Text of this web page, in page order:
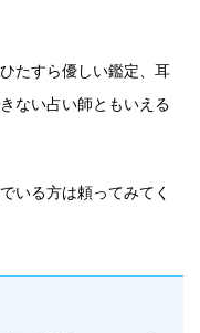
たすら優しい鑑定、耳
ない占い師ともいえる
いる方は頼ってみてく